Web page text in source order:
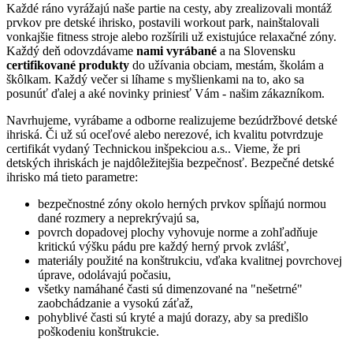
Každé ráno vyrážajú naše partie na cesty, aby zrealizovali montáž
prvkov pre detské ihrisko, postavili workout park, nainštalovali
vonkajšie fitness stroje alebo rozšírili už existujúce relaxačné zóny.
Každý deň odovzdávame nami vyrábané a na Slovensku
certifikované produkty do užívania obciam, mestám, školám a
škôlkam. Každý večer si líhame s myšlienkami na to, ako sa
posunúť ďalej a aké novinky priniesť Vám - našim zákazníkom.
Navrhujeme, vyrábame a odborne realizujeme bezúdržbové detské
ihriská. Či už sú oceľové alebo nerezové, ich kvalitu potvrdzuje
certifikát vydaný Technickou inšpekciou a.s.. Vieme, že pri
detských ihriskách je najdôležitejšia bezpečnosť. Bezpečné detské
ihrisko má tieto parametre:
bezpečnostné zóny okolo herných prvkov spĺňajú normou
dané rozmery a neprekrývajú sa,
povrch dopadovej plochy vyhovuje norme a zohľadňuje
kritickú výšku pádu pre každý herný prvok zvlášť,
materiály použité na konštrukciu, vďaka kvalitnej povrchovej
úprave, odolávajú počasiu,
všetky namáhané časti sú dimenzované na "nešetrné"
zaobchádzanie a vysokú záťaž,
pohyblivé časti sú kryté a majú dorazy, aby sa predišlo
poškodeniu konštrukcie.